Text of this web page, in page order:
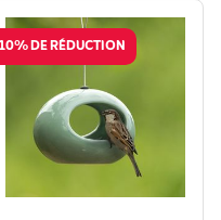
10% DE RÉDUCTION